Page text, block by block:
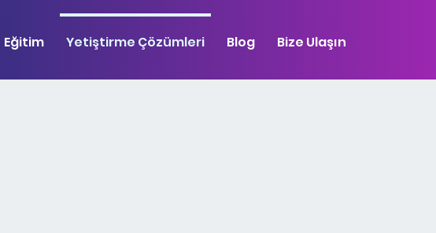
Eğitim Yetiştirme Çözümleri Blog Bize Ulaşın